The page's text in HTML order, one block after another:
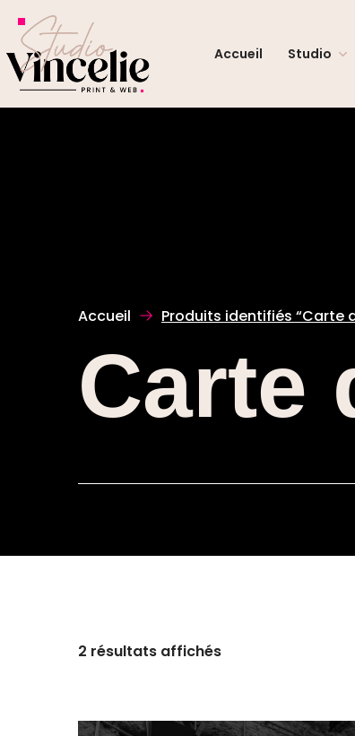
Accueil Studio
Accueil Produits identifiés “Carte
Carte
2 résultats affichés